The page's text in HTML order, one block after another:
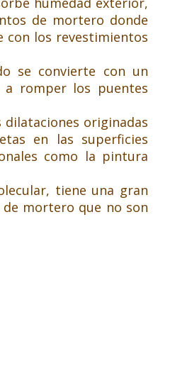
de mortero donde
con los revestimientos
se convierte con un
a romper los puentes
originadas
en las superficies
como la pintura
tiene una gran
mortero que no son